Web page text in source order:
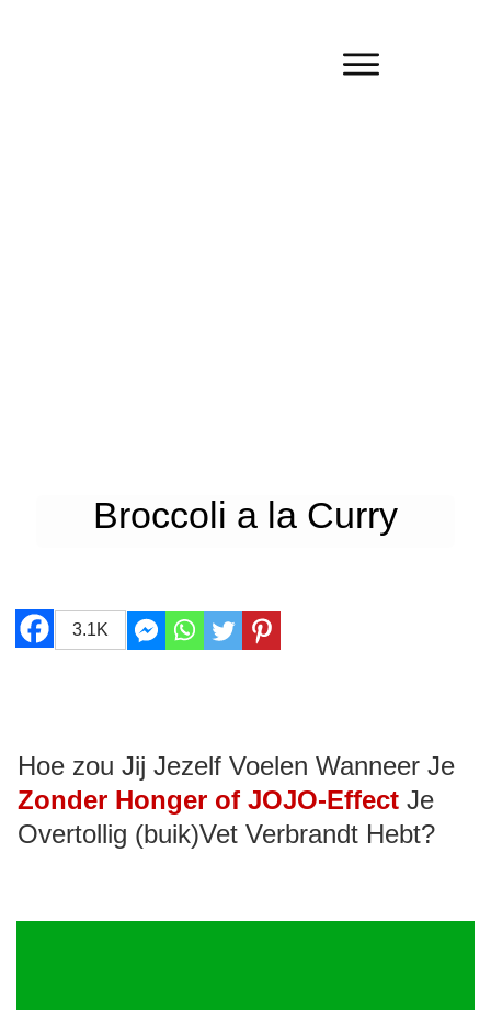
Broccoli a la Curry
3.1K
Hoe zou Jij Jezelf Voelen Wanneer Je
Zonder Honger of JOJO-Effect Je
Overtollig (buik)Vet Verbrandt Hebt?